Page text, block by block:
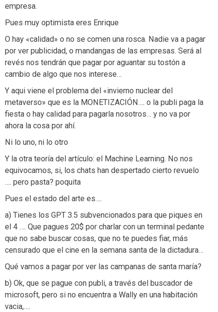
empresa.
Pues muy optimista eres Enrique
O hay «calidad» o no se comen una rosca. Nadie va a pagar
por ver publicidad, o mandangas de las empresas. Será al
revés nos tendrán que pagar por aguantar su tostón a
cambio de algo que nos interese…
Y aqui viene el problema del «invierno nuclear del
metaverso» que es la MONETIZACIÓN…. o la publi paga la
fiesta o hay calidad para pagarla nosotros… y no va por
ahora la cosa por ahí.
Ni lo uno, ni lo otro
Y la otra teoría del artículo: el Machine Learning. No nos
equivocamos, si, los chats han despertado cierto revuelo
…. pero pasta? poquita
Pues el estado del arte es….
a) Tienes los GPT 3.5 subvencionados para que piques en
el 4 …. Que pagues 20$ por charlar con un terminal pedante
que no sabe buscar cosas, que no te puedes fiar, más
censurado que el cine en la semana santa de la dictadura…
Qué vamos a pagar por ver las campanas de santa maría?
b) Ok, que se pague con publi, a través del buscador de
microsoft, pero si no encuentra a Wally en una habitación
vacia,….